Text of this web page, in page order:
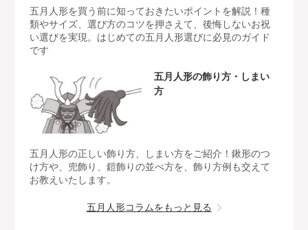
五月人形を買う前に知っておきたいポイントを解説！種
類やサイズ、選び方のコツを押さえて、後悔しないお祝
い選びを実現。はじめての五月人形選びに必見のガイド
です
五月人形の飾り方・しまい
方
五月人形の正しい飾り方、しまい方をご紹介！鍬形のつ
け方や、兜飾り、鎧飾りの並べ方を、飾り方例も交えて
お教えいたします。
五月人形コラムをもっと見る